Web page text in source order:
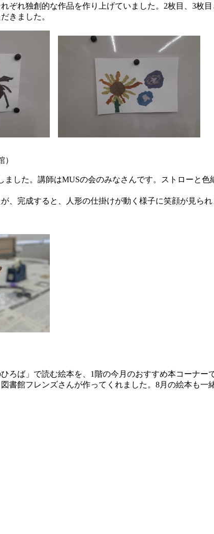
れ独創的な作品を作り上げていました。2枚目、3枚
きました。
した。講師はMUSの会のみなさんです。ストローと
、完成すると、人形の仕掛けが動く様子に笑顔が見ら
ば」で読む絵本を、1階の今月のおすすめ本コーナー
書館フレンズさんが作ってくれました。8月の絵本も一